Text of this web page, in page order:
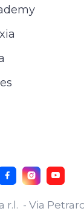
r.l. - Via
  